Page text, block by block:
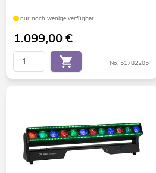
nur noch wenige verfügbar
1.099,00€
No. 51782205